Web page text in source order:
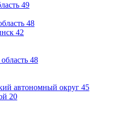
49
48
42
48
автономный округ 45
20